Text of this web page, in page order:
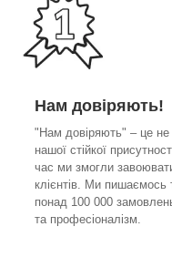
Нам довіряють!
"Нам довіряють" – це не
нашої стійкої
час ми змогли
клієнтів. Ми
понад 100 000
та професіоналізм.